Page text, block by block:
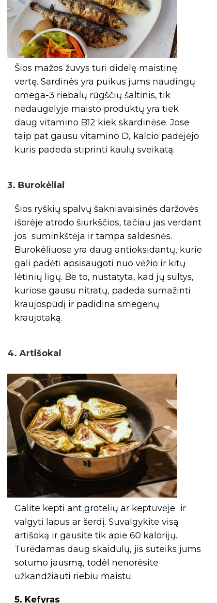
Šios mažos žuvys turi didelę maistinę
vertę. Sardinės yra puikus jums naudingų
omega-3 riebalų rūgščių šaltinis, tik
nedaugelyje maisto produktų yra tiek
daug vitamino B12 kiek skardinėse. Jose
taip pat gausu vitamino D, kalcio padėjėjo
kuris padeda stiprinti kaulų sveikatą.
3. Burokėliai
Šios ryškių spalvų šakniavaisinės daržovės
išorėje atrodo šiurkščios, tačiau jas verdant
jos suminkštėja ir tampa saldesnės.
Burokėliuose yra daug antioksidantų, kurie
gali padėti apsisaugoti nuo vėžio ir kitų
lėtinių ligų. Be to, nustatyta, kad jų sultys,
kuriose gausu nitratų, padeda sumažinti
kraujospūdį ir padidina smegenų
kraujotaką.
4. Artišokai
Galite kepti ant grotelių ar keptuvėje ir
valgyti lapus ar šerdį. Suvalgykite visą
artišoką ir gausite tik apie 60 kalorijų.
Turėdamas daug skaidulų, jis suteiks jums
sotumo jausmą, todėl nenorėsite
užkandžiauti riebiu maistu.
5. Kefyras